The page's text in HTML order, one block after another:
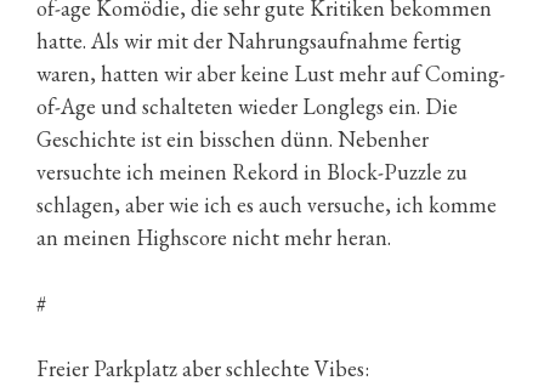
of-age Komödie, die sehr gute Kritiken bekommen
hatte. Als wir mit der Nahrungsaufnahme fertig
waren, hatten wir aber keine Lust mehr auf Coming-
of-Age und schalteten wieder Longlegs ein. Die
Geschichte ist ein bisschen dünn. Nebenher
versuchte ich meinen Rekord in Block-Puzzle zu
schlagen, aber wie ich es auch versuche, ich komme
an meinen Highscore nicht mehr heran.
#
Freier Parkplatz aber schlechte Vibes: